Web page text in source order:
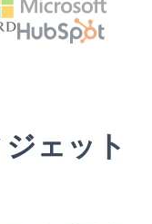
ェット